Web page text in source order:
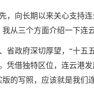
，向长期以来关心支持
从三个方面介绍一下连
省政府深切厚望，“十
借独特区位，连云港
的写照，应该就是我